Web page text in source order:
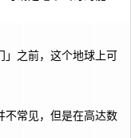
之前，这个地球上可
不常见，但是在高达数